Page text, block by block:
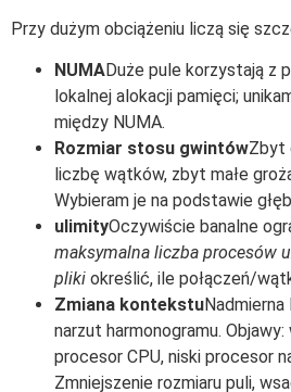
Przy dużym obciążeniu liczą się
NUMADuże pule korzystają z
lokalnej alokacji pamięci;
między NUMA.
Rozmiar stosu gwintówZbyt
liczbę wątków, zbyt małe
Wybieram je na podstawie
ulimityOczywiście banalne
maksymalna liczba procesów
pliki określić, ile połączeń/
Zmiana kontekstu
narzut harmonogramu.
procesor CPU, niski procesor
Zmniejszenie rozmiaru puli,